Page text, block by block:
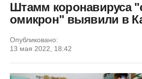
Штамм коронавируса
омикрон" выявили в
Опубликовано:
13 мая 2022, 18:42